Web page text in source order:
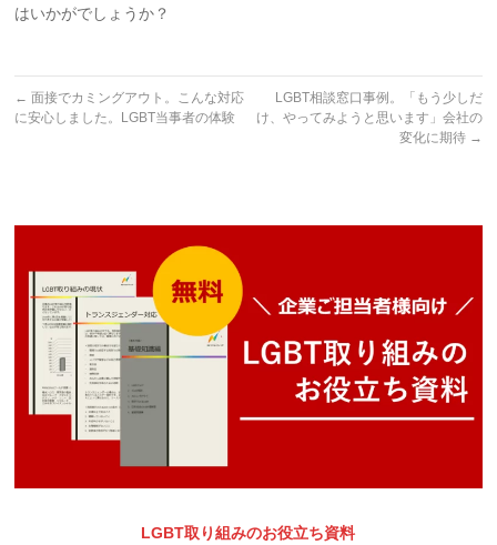
はいかがでしょうか？
← 面接でカミングアウト。こんな対応
に安心しました。LGBT当事者の体験
LGBT相談窓口事例。「もう少しだ
け、やってみようと思います」会社の
変化に期待 →
LGBT取り組みのお役立ち資料